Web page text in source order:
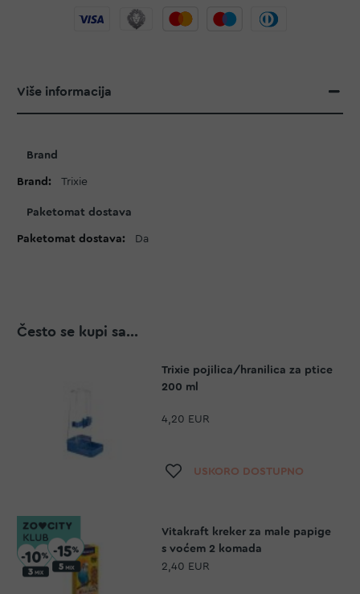
Više informacija
informacija
Brand
Trixie
Paketomat dostava
Da
Često se kupi sa...
Trixie pojilica/hranilica za ptice
200 ml
4,20 EUR
Dodaj na listu želja
USKORO DOSTUPNO
Vitakraft kreker za male papige
s voćem 2 komada
2,40 EUR